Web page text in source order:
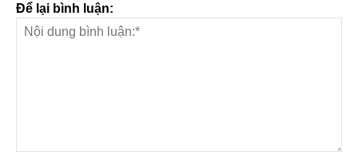
Để lại bình luận: